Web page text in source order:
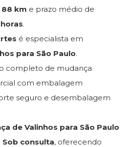
88 km e prazo médio de
.
é especialista em
para São Paulo.
completo de mudança
com embalagem
seguro e desembalagem
de Valinhos para São Paulo
Sob consulta, oferecendo